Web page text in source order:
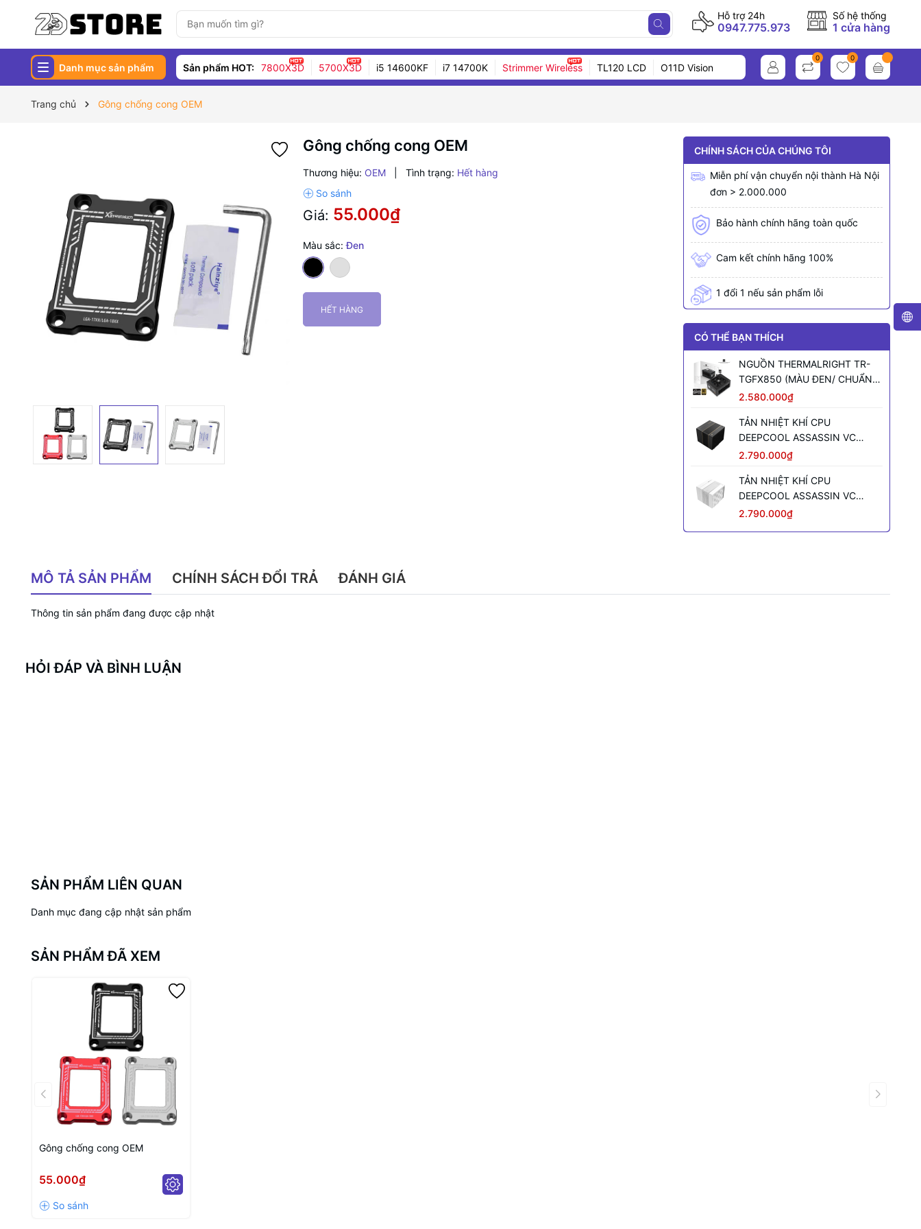
Hỗ trợ 24h
0947.775.973
Số hệ thống
1 cửa hàng
Danh mục sản phẩm Sản phẩm HOT: 7800X3D 5700X3D i5 14600KF i7 14700K Strimmer Wireless TL120 LCD O11D Vision
0 0
Trang chủ Gông chống cong OEM
Gông chống cong OEM
Thương hiệu: OEM Tình trạng: Hết hàng
Giá: 55.000₫
Màu sắc:Đen
HẾT HÀNG
CHÍNH SÁCH CỦA CHÚNG TÔI
Miễn phí vận chuyển nội thành Hà Nội
đơn > 2.000.000
Bảo hành chính hãng toàn quốc
Cam kết chính hãng 100%
1 đổi 1 nếu sản phẩm lỗi
CÓ THỂ BẠN THÍCH
NGUỒN THERMALRIGHT TR-
TGFX850 (MÀU ĐEN/ CHUẨN
SFX/ FULL MODULAR/ 850W)
2.580.000₫
TẢN NHIỆT KHÍ CPU
DEEPCOOL ASSASSIN VC
ELITE (MÀU ĐEN)
2.790.000₫
TẢN NHIỆT KHÍ CPU
DEEPCOOL ASSASSIN VC
ELITE WH WH (MÀU TRẮNG)
2.790.000₫
MÔ TẢ SẢN PHẨM CHÍNH SÁCH ĐỔI TRẢ ĐÁNH GIÁ
Thông tin sản phẩm đang được cập nhật
HỎI ĐÁP VÀ BÌNH LUẬN
SẢN PHẨM LIÊN QUAN
Danh mục đang cập nhật sản phẩm
SẢN PHẨM ĐÃ XEM
Gông chống cong OEM
55.000₫